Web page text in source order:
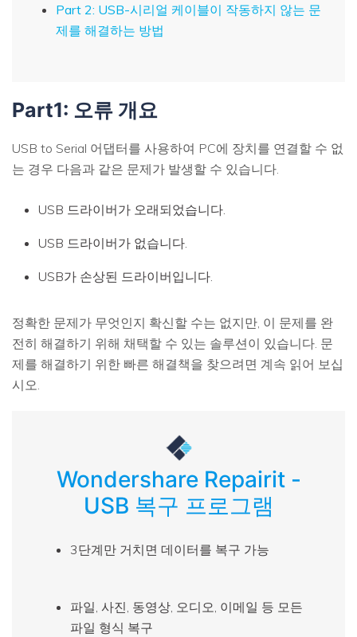
Part 2: USB-시리얼 케이블이 작동하지 않는 문
제를 해결하는 방법
Part1: 오류 개요
USB to Serial 어댑터를 사용하여 PC에 장치를 연결할 수 없
는 경우 다음과 같은 문제가 발생할 수 있습니다.
USB 드라이버가 오래되었습니다.
USB 드라이버가 없습니다.
USB가 손상된 드라이버입니다.
정확한 문제가 무엇인지 확신할 수는 없지만, 이 문제를 완
전히 해결하기 위해 채택할 수 있는 솔루션이 있습니다. 문
제를 해결하기 위한 빠른 해결책을 찾으려면 계속 읽어 보십
시오.
Wondershare Repairit -
USB 복구 프로그램
3단계만 거치면 데이터를 복구 가능
파일, 사진, 동영상, 오디오, 이메일 등 모든
파일 형식 복구